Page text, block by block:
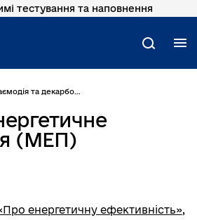
тестування та наповнення
Пошук
(МЕП)
енергетичну ефективність»,